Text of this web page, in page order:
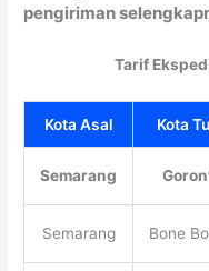
pengiriman
Tarif
Kota Asal Kota
Semarang
Semarang Bone